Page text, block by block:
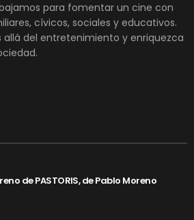
para fomentar un cine con
cívicos, sociales y educativos.
allá del entretenimiento y enriquezca
de PASTORIS, de Pablo Moreno